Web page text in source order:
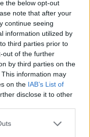
the below opt-out
note that after your
continue seeing
information utilized by
third parties prior to
out of the further
by third parties on the
This information may
on the IAB’s List of
disclose it to other